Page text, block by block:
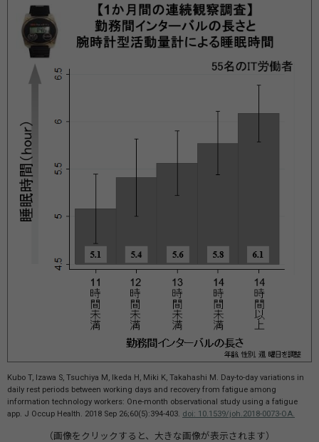
Kubo T, Izawa S, Tsuchiya M, Ikeda H, Miki K, Takahashi M. Day-to-day variations in
daily rest periods between working days and recovery from fatigue among
information technology workers: One-month observational study using a fatigue
app. J Occup Health. 2018 Sep 26;60(5):394-403. doi: 10.1539/joh.2018-0073-OA.
（画像をクリックすると、大きな画像が表示されます）